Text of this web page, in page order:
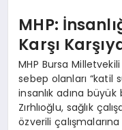
MHP:
Karşı
MHP Bursa
sebep olanları “katil
insanlık adına
Zırhlıoğlu, sağlık
özverili